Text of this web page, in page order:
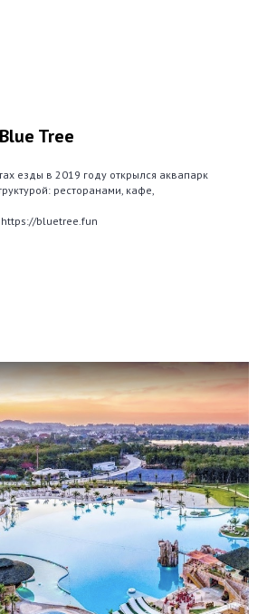
Tree
езды в 2019 году открылся аквапарк
ресторанами, кафе,
https://bluetree.fun